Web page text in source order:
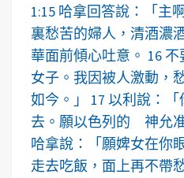
1:15 哈拿回答說：「主
裏愁苦的婦人，清酒濃
華面前傾心吐意。 16
女子。我因被人激動，
如今。」 17 以利說：
去。願以色列的 神允
哈拿說：「願婢女在你
走去吃飯，面上再不帶